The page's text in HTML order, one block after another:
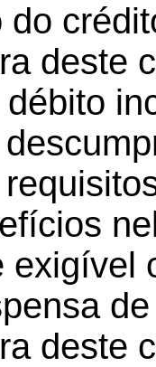
do
deste
exigível
deste